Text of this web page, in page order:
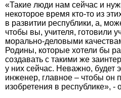
«Такие люди нам сейчас и
некоторое время кто-то из
в развитии республики, а,
чтобы вы, учителя, готовили
морально-деловыми
Родины, которые хотели бы
создавать с такими же
у них сейчас. Неважно, будет
инженер, главное – чтобы он
изобретения в республике»,